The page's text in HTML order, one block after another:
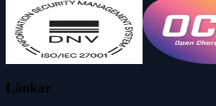
Länkar